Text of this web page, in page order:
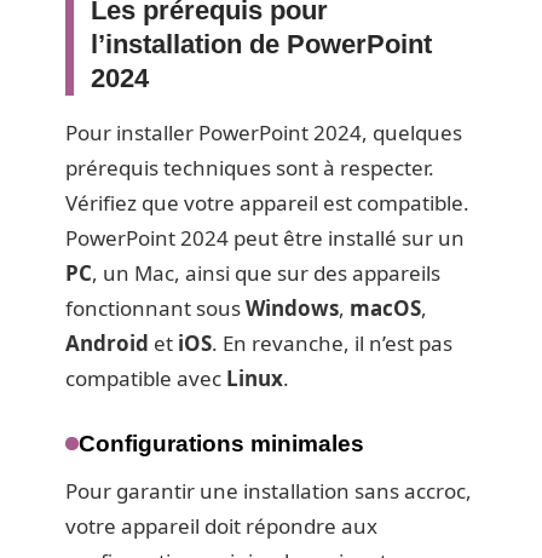
Les prérequis pour
l’installation de PowerPoint
2024
Pour installer PowerPoint 2024, quelques
prérequis techniques sont à respecter.
Vérifiez que votre appareil est compatible.
PowerPoint 2024 peut être installé sur un
PC, un Mac, ainsi que sur des appareils
fonctionnant sousWindows, macOS,
Android et iOS. En revanche, il n’est pas
compatible avec Linux.
Configurations minimales
Pour garantir une installation sans accroc,
votre appareil doit répondre aux